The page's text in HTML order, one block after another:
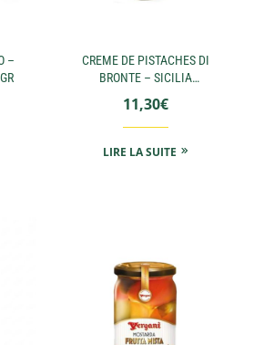
–
CREME DE PISTACHES DI
BRONTE – SICILIA
11,30€
LIRE LA SUITE